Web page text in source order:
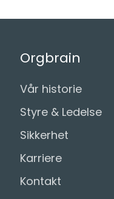
Orgbrain
Vår historie
Styre & Ledelse
Sikkerhet
Karriere
Kontakt